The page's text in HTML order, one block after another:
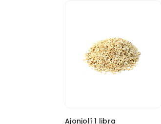
Ajonjolí 1 libra